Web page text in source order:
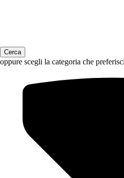
oppure scegli la categoria che